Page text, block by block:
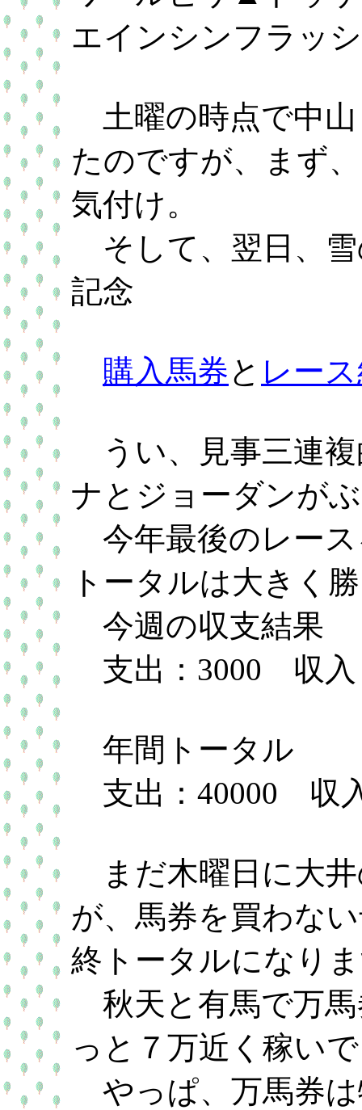
エインシンフラッ
土曜の時点で中山
たのですが、まず
気付け。
そして、翌日、雪
記念
購入馬券と レー
うい、見事三連複
ナとジョーダンが
今年最後のレー
トータルは大きく
今週の収支結果
支出：3000 収入
年間トータル
支出：40000 収
まだ木曜日に大井
が、馬券を買わな
終トータルになり
秋天と有馬で万馬
っと７万近く稼い
やっぱ、万馬券